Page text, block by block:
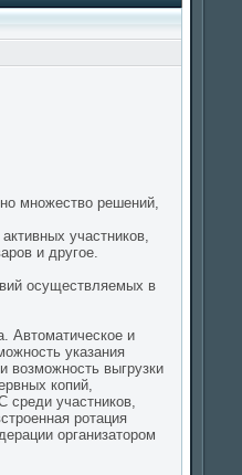
множество решений,
участников,
и другое.
осуществляемых в
Автоматическое и
указания
возможность выгрузки
копий,
среди участников,
ротация
организатором